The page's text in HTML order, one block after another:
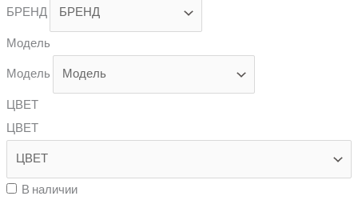
БРЕНД
Модель
Модель
ЦВЕТ
ЦВЕТ
В наличии